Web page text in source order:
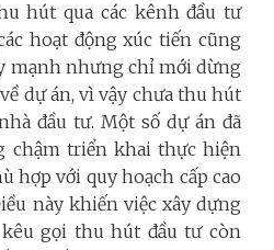
hút qua các kênh đầu tư
hoạt động xúc tiến cũng
mạnh nhưng chỉ mới dừng
dự án, vì vậy chưa thu hút
đầu tư. Một số dự án đã
chậm triển khai thực hiện
hợp với quy hoạch cấp cao
này khiến việc xây dựng
gọi thu hút đầu tư còn